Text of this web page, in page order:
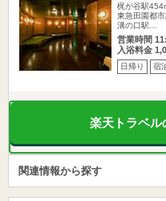
梶が谷駅
東急田園都
溝の口駅…
営業時間
入浴料金
日帰り 宿
楽天トラベル
関連情報から探す